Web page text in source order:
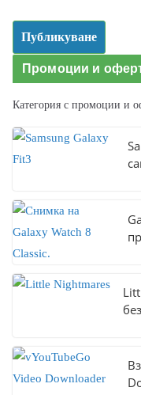
Промоции и
Категория с промоции и